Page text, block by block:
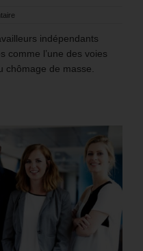
indépendants
comme l’une des voies
chômage de masse.